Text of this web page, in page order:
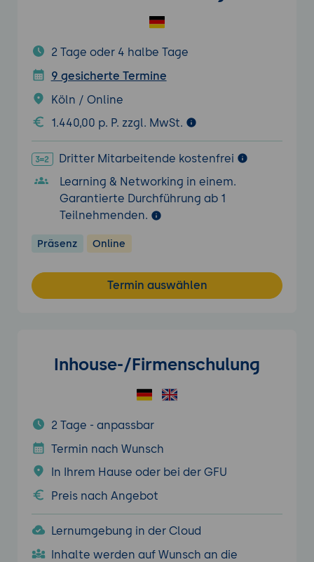
2 Tage oder 4 halbe Tage
9 gesicherte Termine
Köln / Online
1.440,00 p. P. zzgl. MwSt.
Dritter Mitarbeitende kostenfrei
Learning & Networking in einem.
Garantierte Durchführung ab 1
Teilnehmenden.
Präsenz Online
Termin auswählen
Inhouse-/Firmenschulung
2 Tage - anpassbar
Termin nach Wunsch
In Ihrem Hause oder bei der GFU
Preis nach Angebot
Lernumgebung in der Cloud
Inhalte werden auf Wunsch an die